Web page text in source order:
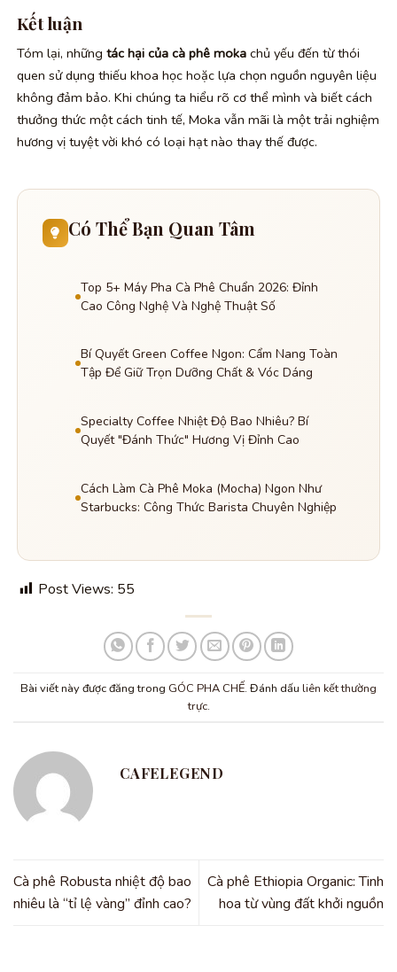
Kết luận
Tóm lại, những tác hại của cà phê moka chủ yếu đến từ thói
quen sử dụng thiếu khoa học hoặc lựa chọn nguồn nguyên liệu
không đảm bảo. Khi chúng ta hiểu rõ cơ thể mình và biết cách
thưởng thức một cách tinh tế, Moka vẫn mãi là một trải nghiệm
hương vị tuyệt vời khó có loại hạt nào thay thế được.
Có Thể Bạn Quan Tâm
Top 5+ Máy Pha Cà Phê Chuẩn 2026: Đỉnh
Cao Công Nghệ Và Nghệ Thuật Số
Bí Quyết Green Coffee Ngon: Cẩm Nang Toàn
Tập Để Giữ Trọn Dưỡng Chất & Vóc Dáng
Specialty Coffee Nhiệt Độ Bao Nhiêu? Bí
Quyết "Đánh Thức" Hương Vị Đỉnh Cao
Cách Làm Cà Phê Moka (Mocha) Ngon Như
Starbucks: Công Thức Barista Chuyên Nghiệp
Post Views: 55
Bài viết này được đăng trong GÓC PHA CHẾ. Đánh dấu liên kết thường
trực.
CAFELEGEND
Cà phê Robusta nhiệt độ bao
nhiêu là “tỉ lệ vàng” đỉnh cao?
Cà phê Ethiopia Organic: Tinh
hoa từ vùng đất khởi nguồn